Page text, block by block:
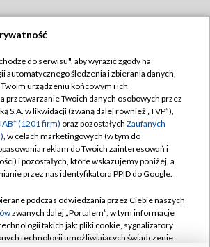
TVP
TVP
Cyfrowa
Regulamin TVP
Polityka prywatności
Moje zgody
Pomoc
Kontakt
do serwisu", aby wyrazić zgody na
automatycznego śledzenia i zbierania danych,
urządzeniu końcowym i ich
przetwarzanie Twoich danych osobowych przez
S.A. w likwidacji (zwaną dalej również „TVP”),
(1201 firm) oraz pozostałych Zaufanych
, w celach marketingowych (w tym do
reklam do Twoich zainteresowań i
i pozostałych, które wskazujemy poniżej, a
przez nas identyfikatora PPID do Google.
podczas odwiedzania przez Ciebie naszych
zwanych dalej „Portalem”, w tym informacje
takich jak: pliki cookie, sygnalizatory
technologii umożliwiających świadczenie